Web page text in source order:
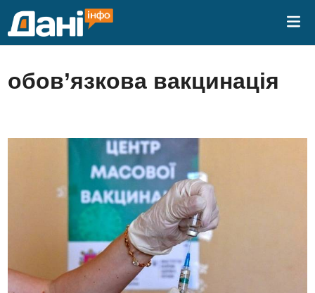
обов’язкова вакцинація